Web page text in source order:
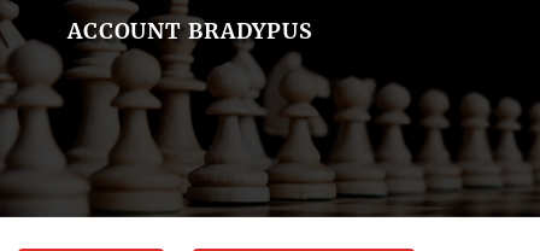
ACCOUNT BRADYPUS